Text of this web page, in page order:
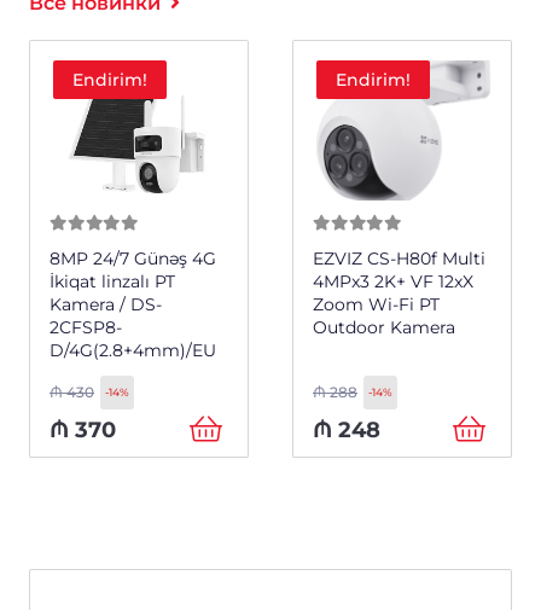
Endirim!
EZVIZ CS-H80f Multi
4MPx3 2K+ VF 12xX
Zoom Wi-Fi PT
Outdoor Kamera
₼288 -14%
₼248
Endirim!
EZVIZ CS-EB8/SP-
R100-1K3FL4GA
(2.8mm) 4G 2K+
3MP
₼480 -11%
₼428